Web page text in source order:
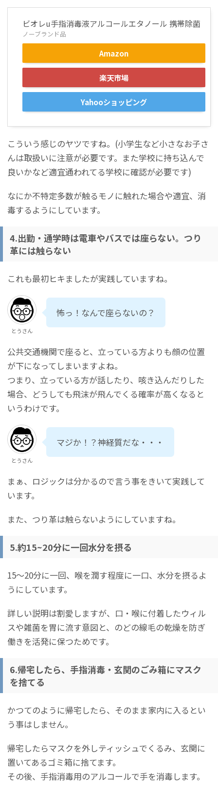
ビオレu手指消毒液アルコールエタノール 携帯除菌
ノーブランド品
Amazon
楽天市場
Yahooショッピング
こういう感じのヤツですね。(小学生など小さなお子さ
んは取扱いに注意が必要です。また学校に持ち込んで
良いかなど適宜通われてる学校に確認が必要です)
なにか不特定多数が触るモノに触れた場合や適宜、消
毒するようにしています。
4.出勤・通学時は電車やバスでは座らない。つり
革には触らない
これも最初ヒキましたが実践していますね。
とうさん
怖っ！なんで座らないの？
公共交通機関で座ると、立っている方よりも顔の位置
が下になってしまいますよね。
つまり、立っている方が話したり、咳き込んだりした
場合、どうしても飛沫が飛んでくる確率が高くなると
いうわけです。
とうさん
マジか！？神経質だな・・・
まぁ、ロジックは分かるので言う事をきいて実践して
います。
また、つり革は触らないようにしていますね。
5.約15~20分に一回水分を摂る
15～20分に一回、喉を潤す程度に一口、水分を摂るよ
うにしています。
詳しい説明は割愛しますが、口・喉に付着したウィル
スや雑菌を胃に流す意図と、のどの線毛の乾燥を防ぎ
働きを活発に保つためです。
6.帰宅したら、手指消毒・玄関のごみ箱にマスク
を捨てる
かつてのように帰宅したら、そのまま家内に入るとい
う事はしません。
帰宅したらマスクを外しティッシュでくるみ、玄関に
置いてあるゴミ箱に捨てます。
その後、手指消毒用のアルコールで手を消毒します。